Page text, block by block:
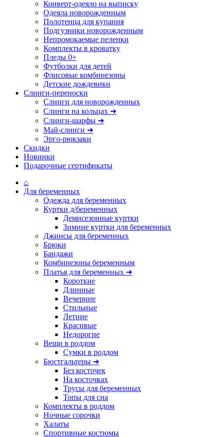
Конверт-одеяло на выписку
Одеяла новорожденным
Полотенца для купания
Подгузники новорожденным
Непромокаемые пеленки
Комплекты в кроватку
Пледы 0+
Футболки для детей
Флисовые комбинезоны
Детские дождевики
Слинги-переноски
Слинги для новорожденных
Слинги на кольцах ➜
Слинги-шарфы ➜
Май-слинги ➜
Эрго-рюкзаки
Скидки
Новинки
Подарочные сертификаты
⌂
Для беременных
Одежда для беременных
Куртки д/беременных
Демисезонные куртки
Зимние куртки для беременных
Джинсы для беременных
Брюки
Бандажи
Комбинезоны беременным
Платья для беременных ➜
Короткие
Длинные
Вечерние
Стильные
Летние
Красивые
Недорогие
Вещи в роддом
Сумки в роддом
Бюстгальтеры ➜
Без косточек
На косточках
Трусы для беременных
Топы для сна
Комплекты в роддом
Ночные сорочки
Халаты
Спортивные костюмы